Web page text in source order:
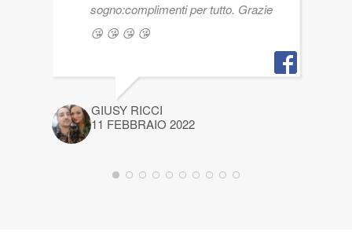
sogno:complimenti per tutto. Grazie
😘 😘 😘 😘
GIUSY RICCI
11 FEBBRAIO 2022